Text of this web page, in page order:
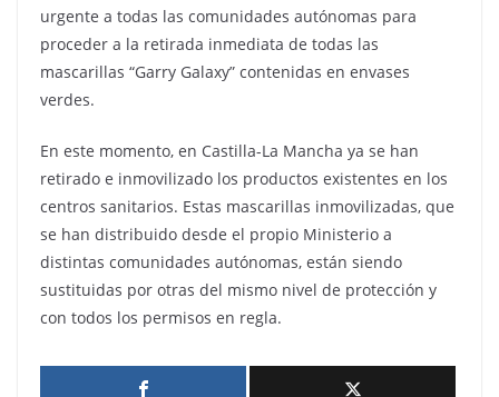
urgente a todas las comunidades autónomas para
proceder a la retirada inmediata de todas las
mascarillas “Garry Galaxy” contenidas en envases
verdes.
En este momento, en Castilla-La Mancha ya se han
retirado e inmovilizado los productos existentes en los
centros sanitarios. Estas mascarillas inmovilizadas, que
se han distribuido desde el propio Ministerio a
distintas comunidades autónomas, están siendo
sustituidas por otras del mismo nivel de protección y
con todos los permisos en regla.